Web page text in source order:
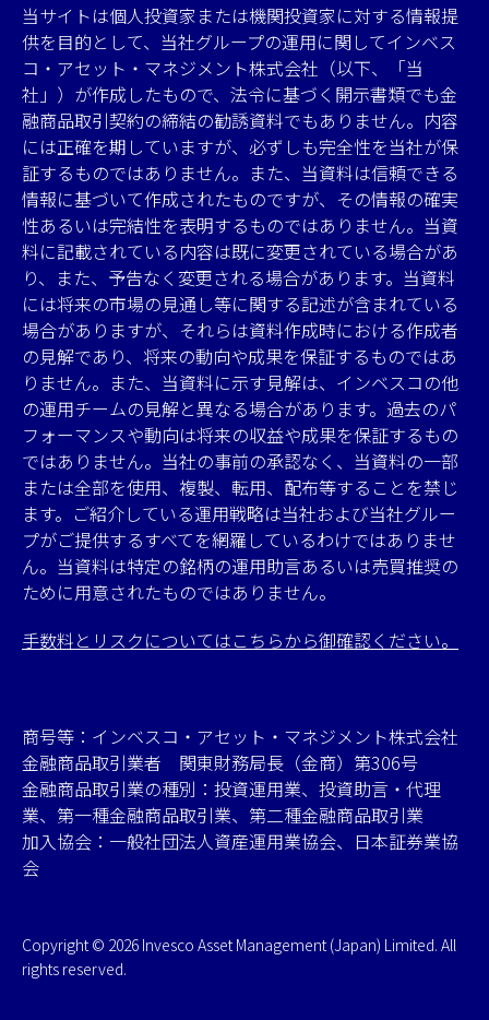
当サイトは個人投資家または機関投資家に対する情報提
供を目的として、当社グループの運用に関してインベス
コ・アセット・マネジメント株式会社（以下、「当
社」）が作成したもので、法令に基づく開示書類でも金
融商品取引契約の締結の勧誘資料でもありません。内容
には正確を期していますが、必ずしも完全性を当社が保
証するものではありません。また、当資料は信頼できる
情報に基づいて作成されたものですが、その情報の確実
性あるいは完結性を表明するものではありません。当資
料に記載されている内容は既に変更されている場合があ
り、また、予告なく変更される場合があります。当資料
には将来の市場の見通し等に関する記述が含まれている
場合がありますが、それらは資料作成時における作成者
の見解であり、将来の動向や成果を保証するものではあ
りません。また、当資料に示す見解は、インベスコの他
の運用チームの見解と異なる場合があります。過去のパ
フォーマンスや動向は将来の収益や成果を保証するもの
ではありません。当社の事前の承認なく、当資料の一部
または全部を使用、複製、転用、配布等することを禁じ
ます。ご紹介している運用戦略は当社および当社グルー
プがご提供するすべてを網羅しているわけではありませ
ん。当資料は特定の銘柄の運用助言あるいは売買推奨の
ために用意されたものではありません。
手数料とリスクについてはこちらから御確認ください。
商号等：インベスコ・アセット・マネジメント株式会社
金融商品取引業者 関東財務局長（金商）第306号
金融商品取引業の種別：投資運用業、投資助言・代理
業、第一種金融商品取引業、第二種金融商品取引業
加入協会：一般社団法人資産運用業協会、日本証券業協
会
Copyright © 2026 Invesco Asset Management (Japan) Limited. All
rights reserved.